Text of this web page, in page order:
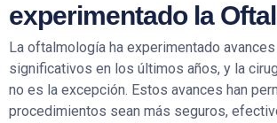
experimentado la
La oftalmología ha experimentado
significativos en los últimos años, y la
no es la excepción. Estos avances han
procedimientos sean más seguros,